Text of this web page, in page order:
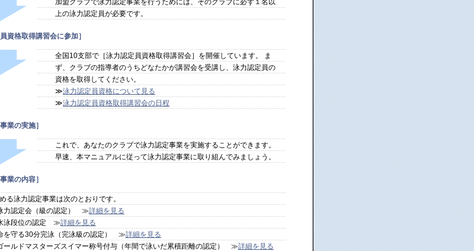
加盟クラブで泳力認定事業を行うためには、そのクラブに必ず１名以
上の泳力認定員が必要です。
資格取得講習会に参加］
全国10支部で［泳力認定員資格取得講習会］を開催しています。 ま
ず、クラブの指導者のうちどなたかが講習会を受講し、泳力認定員の
資格を取得してください。
≫泳力認定員資格について見る
≫泳力認定員資格取得講習会の日程
業の実施］
これで、あなたのクラブで泳力認定事業を実施することができます。
早速、本マニュアルに従って泳力認定事業に取り組んでみましょう。
業の内容］
る泳力認定事業は次のとおりです。
力認定会（級の認定） ≫詳細を見る
泳段位の認定 ≫詳細を見る
を守る30分完泳（完泳級の認定） ≫詳細を見る
ールドマスターズスイマー称号付与（年間で泳いだ累積距離の認定） ≫詳細を見る